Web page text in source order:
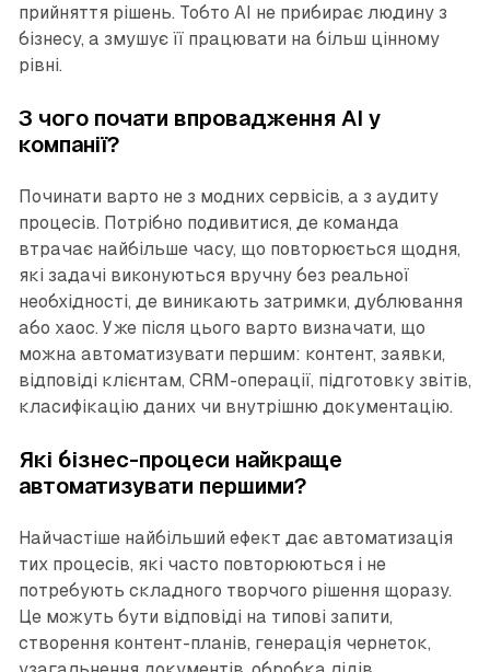
прийняття рішень. Тобто AI не прибирає людину з
бізнесу, а змушує її працювати на більш цінному
рівні.
З чого почати впровадження AI у
компанії?
Починати варто не з модних сервісів, а з аудиту
процесів. Потрібно подивитися, де команда
втрачає найбільше часу, що повторюється щодня,
які задачі виконуються вручну без реальної
необхідності, де виникають затримки, дублювання
або хаос. Уже після цього варто визначати, що
можна автоматизувати першим: контент, заявки,
відповіді клієнтам, CRM-операції, підготовку звітів,
класифікацію даних чи внутрішню документацію.
Які бізнес-процеси найкраще
автоматизувати першими?
Найчастіше найбільший ефект дає автоматизація
тих процесів, які часто повторюються і не
потребують складного творчого рішення щоразу.
Це можуть бути відповіді на типові запити,
створення контент-планів, генерація чернеток,